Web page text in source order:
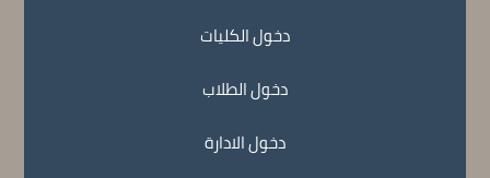
دخول الكليات
دخول الطلاب
دخول الادارة